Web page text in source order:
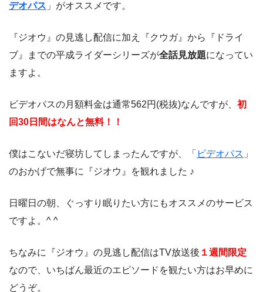
デオパス 」がオススメです。
『ジオウ』の見逃し配信に加え『クウガ』から『ドライ
ブ』までの平成ライダーシリーズが全話見放題になってい
ますよ。
ビデオパスの月額料金は通常562円(税抜)なんですが、 初
回30日間はなんと無料！！
僕はこないだ寝坊してしまったんですが、「 ビデオパス 」
のおかげで無事に『ジオウ』を観れました ♪
日曜日の朝、ぐっすり眠りたい方にもオススメのサービス
ですよ。^ ^
ちなみに『ジオウ』の見逃し配信はTV放送後 １週間限定
なので、いちばん最近のエピソードを観たい方はお早めに
どうぞ。